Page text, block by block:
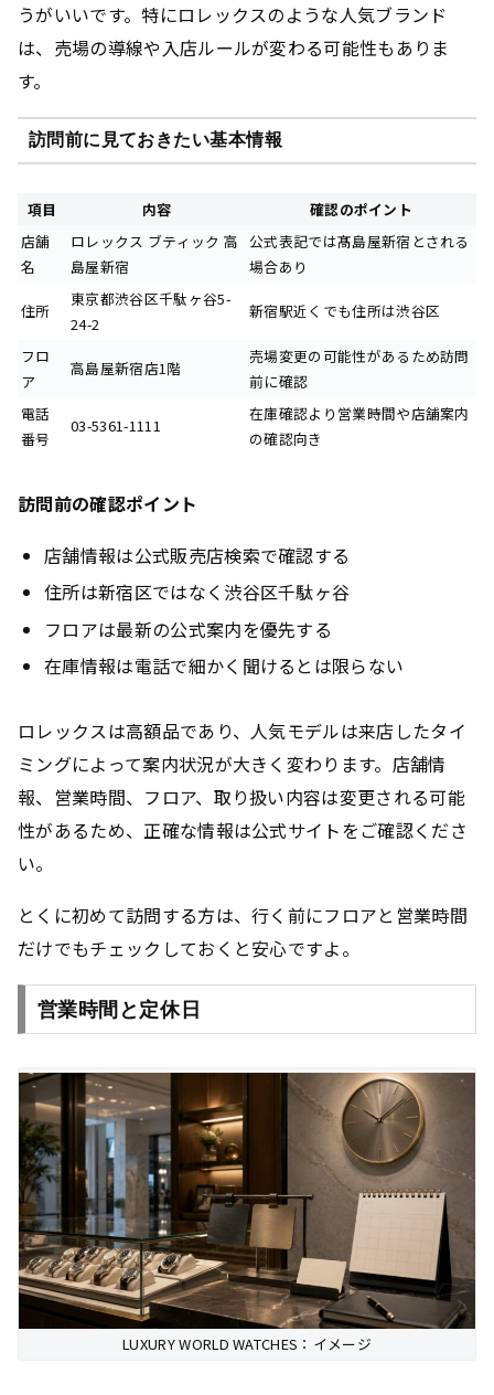
うがいいです。特にロレックスのような人気ブランド
は、売場の導線や入店ルールが変わる可能性もありま
す。
訪問前に見ておきたい基本情報
項目 内容
確認のポイント
店舗
名
ロレックス ブティック 高
島屋新宿
公式表記では髙島屋新宿とされる
場合あり
住所
東京都渋谷区千駄ヶ谷5-
24-2
新宿駅近くでも住所は渋谷区
フロ
ア
高島屋新宿店1階
売場変更の可能性があるため訪問
前に確認
電話
番号
03-5361-1111
在庫確認より営業時間や店舗案内
の確認向き
訪問前の確認ポイント
店舗情報は公式販売店検索で確認する
住所は新宿区ではなく渋谷区千駄ヶ谷
フロアは最新の公式案内を優先する
在庫情報は電話で細かく聞けるとは限らない
ロレックスは高額品であり、人気モデルは来店したタイ
ミングによって案内状況が大きく変わります。店舗情
報、営業時間、フロア、取り扱い内容は変更される可能
性があるため、 正確な情報は公式サイトをご確認くださ
い。
とくに初めて訪問する方は、行く前にフロアと営業時間
だけでもチェックしておくと安心ですよ。
営業時間と定休日
LUXURY WORLD WATCHES：イメージ